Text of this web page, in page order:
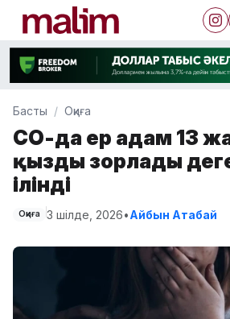
Басты Оқиға
СҚО-да ер адам 13
қызды зорлады
ілінді
Оқиға 3 шілде, 2026•Айбын Атабай